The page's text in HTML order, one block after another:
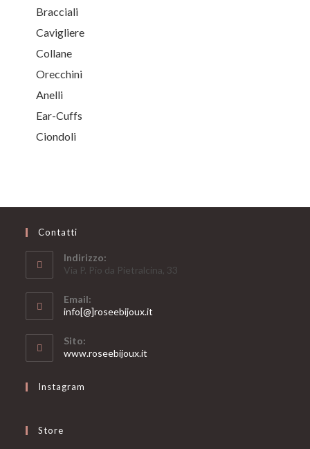
Bracciali
Cavigliere
Collane
Orecchini
Anelli
Ear-Cuffs
Ciondoli
Contatti
Indirizzo:
Via P. Pio da Pietralcina, 33
Email:
info[@]roseebijoux.it
Sito:
www.roseebijoux.it
Instagram
Store